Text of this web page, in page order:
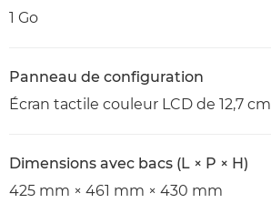
1 Go
Panneau de configuration
Écran tactile couleur LCD de 12,7 cm
Dimensions avec bacs (L × P × H)
425 mm × 461 mm × 430 mm